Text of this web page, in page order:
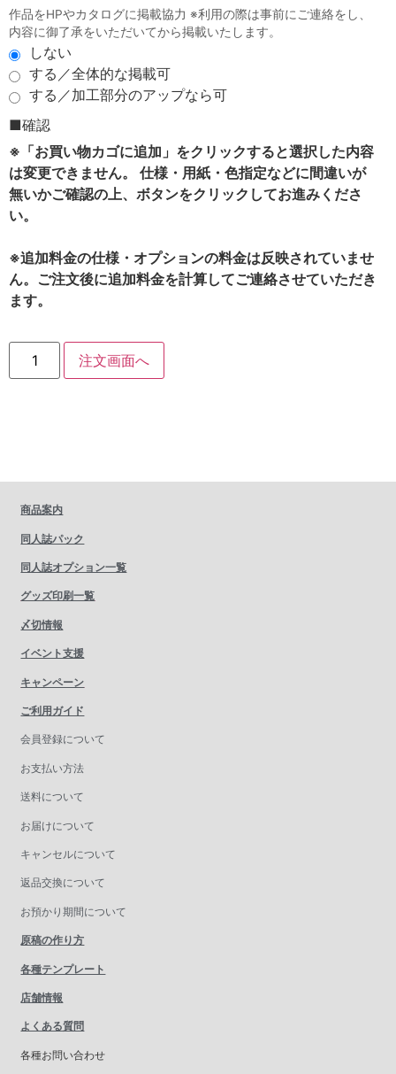
作品をHPやカタログに掲載協力 ※利用の際は事前にご連絡をし、
内容に御了承をいただいてから掲載いたします。
しない
する／全体的な掲載可
する／加工部分のアップなら可
■確認
※「お買い物カゴに追加」をクリックすると選択した内容
は変更できません。 仕様・用紙・色指定などに間違いが
無いかご確認の上、ボタンをクリックしてお進みくださ
い。
※追加料金の仕様・オプションの料金は反映されていませ
ん。ご注文後に追加料金を計算してご連絡させていただき
ます。
注文画面へ
商品案内
同人誌パック
同人誌オプション一覧
グッズ印刷一覧
〆切情報
イベント支援
キャンペーン
ご利用ガイド
会員登録について
お支払い方法
送料について
お届けについて
キャンセルについて
返品交換について
お預かり期間について
原稿の作り方
各種テンプレート
店舗情報
よくある質問
各種お問い合わせ